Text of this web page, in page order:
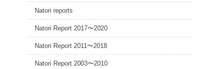
Natori reports
Natori Report 2017〜2020
Natori Report 2011〜2018
Natori Report 2003〜2010